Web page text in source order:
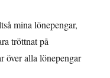
mina lönepengar,
tröttnat på
över alla lönepengar